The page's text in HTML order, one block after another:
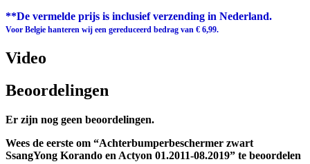
**De vermelde prijs is inclusief verzending in Nederland.
Voor Belgie hanteren wij een gereduceerd bedrag van € 6,99.
Video
Beoordelingen
Er zijn nog geen beoordelingen.
Wees de eerste om “Achterbumperbeschermer zwart
SsangYong Korando en Actyon 01.2011-08.2019” te beoordelen